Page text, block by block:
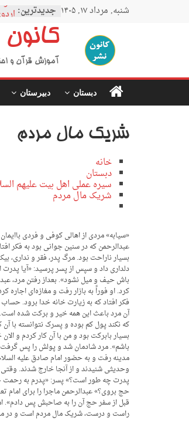
شنبه, مرداد ۱۷, ۱۴۰۵ جدیدترین:
آموزش قرآن و
دبستان دبیرستان
شریک مال مردم
خانه
دبستان
سیره عملی اهل بیت علیهم
شریک مال مردم
«سیابه» مردی از اهالی کوفی و فردی
عبدالرحمن که در سنین جوانی بود به فکر
بسیار ناراحت بود. مرگ پدر، فقر و نداری،
دلداری داد و سپس از پسر پرسید: «آیا
باش حیف و میل نشود». بعداز رفتن مرد،
کرد. او فوراً به بازار رفت و مغازه‌ای
فکر افتاد که به زیارت خانه خدا برود.
آن مرد باعث این همه خیر و برکت شده
که نکند پول کم بوده و پسرک نتوانسته با
بسیار بابرکت بود و من با آن کار کردم و
باشم». مرد شادمان شد و پولش را پس گرفت.
مدینه رفت و به حضور امام صادق علیه
وحدیثی شنیدند و از آنجا خارج شدند.
پدرت چه طور است؟» پسر: «پدرم به رحمت
حج بروی؟» عبدالرحمن ماجرا را برای
قبل از سفر حج آن را به صاحبش پس دادم».
راست و درست، شریک مال مردم است و در